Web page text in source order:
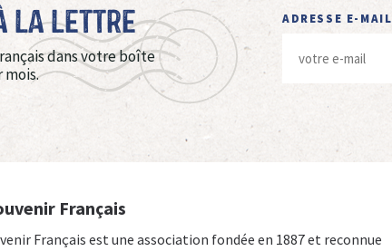
La Lettre
dans votre boîte
mois.
ADRESSE E-MAIL
Français
Français est une association fondée en 1887 et reconnue